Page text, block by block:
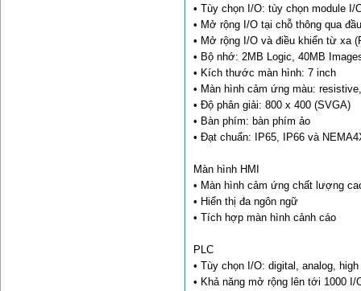
• Tùy chọn I/O: tùy chọn module
• Mở rộng I/O tại chỗ thông qua
• Mở rộng I/O và điều khiển từ xa
• Bộ nhớ: 2MB Logic, 40MB
• Kích thước màn hình: 7 inch
• Màn hình cảm ứng màu:
• Độ phân giải: 800 x 400 (SVGA)
• Bàn phím: bàn phím ảo
• Đạt chuẩn: IP65, IP66 và
Màn hình HMI
• Màn hình cảm ứng chất lượng
• Hiển thị đa ngôn ngữ
• Tích hợp màn hình cảnh cáo
PLC
• Tùy chọn I/O: digital, analog,
• Khả năng mở rộng lên tới 1000 I/